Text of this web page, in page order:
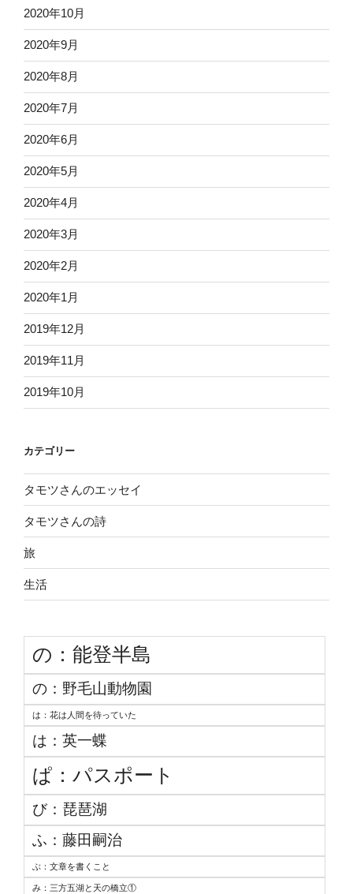
2020年10月
2020年9月
2020年8月
2020年7月
2020年6月
2020年5月
2020年4月
2020年3月
2020年2月
2020年1月
2019年12月
2019年11月
2019年10月
カテゴリー
タモツさんのエッセイ
タモツさんの詩
旅
生活
の：能登半島
の：野毛山動物園
は：花は人間を待っていた
は：英一蝶
ぱ：パスポート
び：琵琶湖
ふ：藤田嗣治
ぶ：文章を書くこと
み：三方五湖と天の橋立①